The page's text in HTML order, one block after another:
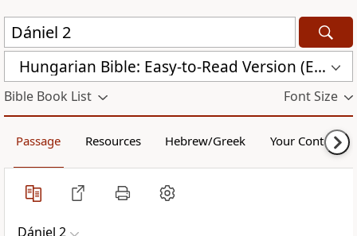
Hungarian Bible: Easy-to-Read Version (ERV-HU)
Bible Book List Font Size
Passage Resources Hebrew/Greek Your Content
Dániel 2